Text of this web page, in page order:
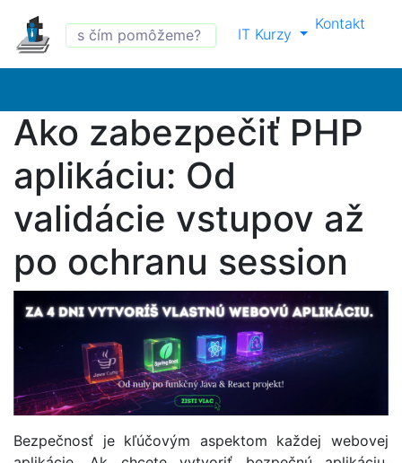
IT Kurzy
Kontakt
Ako zabezpečiť PHP
aplikáciu: Od
validácie vstupov až
po ochranu session
Bezpečnosť je kľúčovým aspektom každej webovej